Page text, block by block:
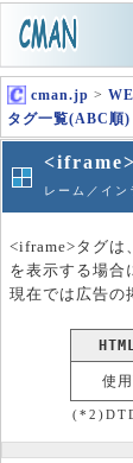
cman.jp >
タグ一覧(ABC順)
レーム／イ
<iframe>タグは
を表示する場合
現在では広告の
使